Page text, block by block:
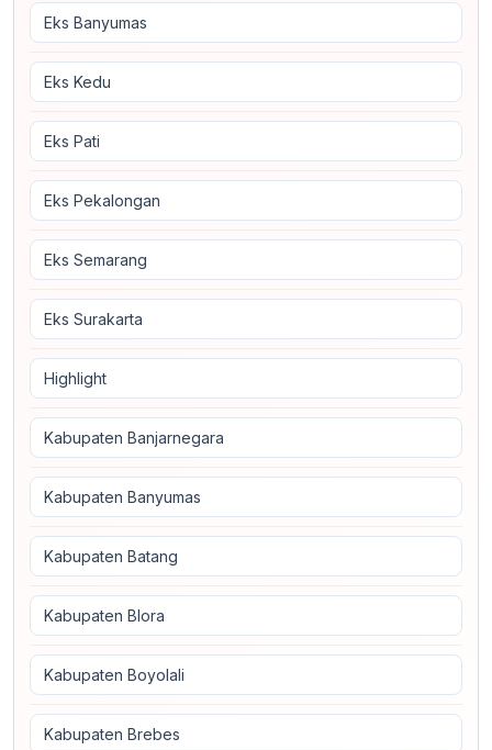
Eks Banyumas
Eks Kedu
Eks Pati
Eks Pekalongan
Eks Semarang
Eks Surakarta
Highlight
Kabupaten Banjarnegara
Kabupaten Banyumas
Kabupaten Batang
Kabupaten Blora
Kabupaten Boyolali
Kabupaten Brebes